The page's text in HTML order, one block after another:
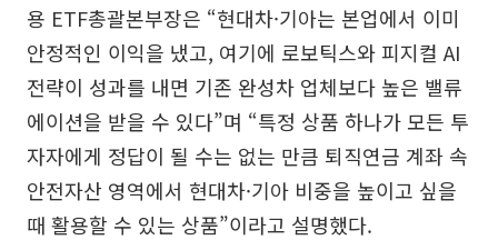
용 ETF총괄본부장은 “현대차·기아는 본업에서 이미
안정적인 이익을 냈고, 여기에 로보틱스와 피지컬 AI
전략이 성과를 내면 기존 완성차 업체보다 높은 밸류
에이션을 받을 수 있다”며 “특정 상품 하나가 모든 투
자자에게 정답이 될 수는 없는 만큼 퇴직연금 계좌 속
안전자산 영역에서 현대차·기아 비중을 높이고 싶을
때 활용할 수 있는 상품”이라고 설명했다.